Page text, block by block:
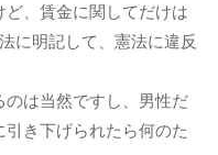
ど、賃金に関してだけは
に明記して、憲法に違反
のは当然ですし、男性だ
き下げられたら何のた